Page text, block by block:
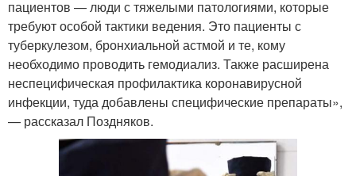
пациентов — люди с тяжелыми патологиями, которые
требуют особой тактики ведения. Это пациенты с
туберкулезом, бронхиальной астмой и те, кому
необходимо проводить гемодиализ. Также расширена
неспецифическая профилактика коронавирусной
инфекции, туда добавлены специфические препараты»,
— рассказал Поздняков.